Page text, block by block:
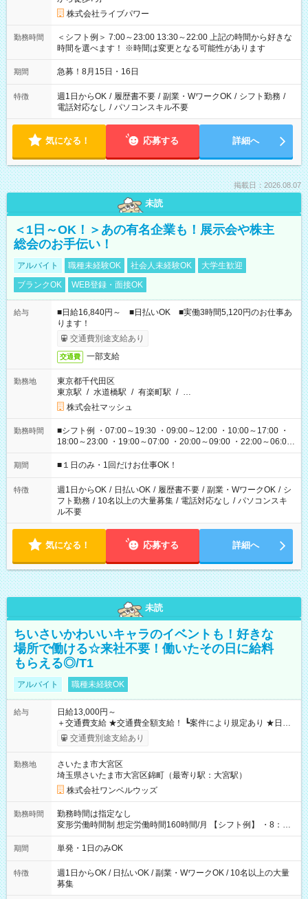
株式会社ライブパワー
勤務時間
＜シフト例＞ 7:00～23:00 13:30～22:00 上記の時間から好きな
時間を選べます！ ※時間は変更となる可能性があります
期間 急募！8月15日・16日
特徴 週1日からOK / 履歴書不要 / 副業・WワークOK / シフト勤務 /
電話対応なし / パソコンスキル不要
気になる！ 応募する 詳細へ
掲載日：2026.08.07
未読
＜1日～OK！＞あの有名企業も！展示会や株主
総会のお手伝い！
アルバイト 職種未経験OK 社会人未経験OK
大学生歓迎
ブランクOK
WEB登録・面接OK
給与
■日給16,840円～ ■日払いOK ■実働3時間5,120円のお仕事あ
ります！
交通費別途支給あり
交通費 一部支給
勤務地
東京都千代田区
東京駅 / 水道橋駅 / 有楽町駅 / …
株式会社マッシュ
勤務時間
■シフト例 ・07:00～19:30 ・09:00～12:00 ・10:00～17:00 ・
18:00～23:00 ・19:00～07:00 ・20:00～09:00 ・22:00～06:00
etc ★最短で3時間で5,120円のお仕事から 15時間で2万円近く稼
げるお仕事も！ ご希望のお時間に合わせてご紹介！ ※シフトは
ください！
期間 ■１日のみ・1回だけお仕事OK！
特徴 週1日からOK / 日払いOK / 履歴書不要 / 副業・WワークOK / シ
フト勤務 / 10名以上の大量募集 / 電話対応なし / パソコンスキ
ル不要
気になる！ 応募する 詳細へ
未読
ちいさいかわいいキャラのイベントも！好きな
場所で働ける☆来社不要！働いたその日に給料
もらえる◎/T1
アルバイト 職種未経験OK
給与
日給13,000円～
＋交通費支給 ★交通費全額支給！ ┗案件により規定あり ★日払
いOK！（規定あり） ┗働いたその日に現金GET♪ お仕事後はコ
ンビニATMから 日払い分を引き落とせます！ 【試用期間】試
交通費別途支給あり
勤務地
さいたま市大宮区
埼玉県さいたま市大宮区錦町（最寄り駅：大宮駅）
株式会社ワンベルウッズ
勤務時間
勤務時間は指定なし
変形労働時間制 想定労働時間160時間/月 【シフト例】 ・8：00
～21：00
期間 単発・1日のみOK
特徴
週1日からOK / 日払いOK / 副業・WワークOK / 10名以上の大量
募集